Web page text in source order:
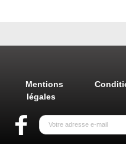
Mentions
légales